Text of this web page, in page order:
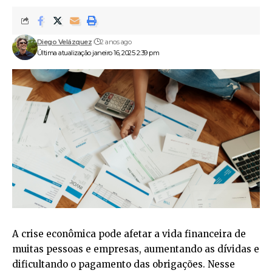
Última atualização janeiro 16, 2025 2:39 pm
Diego Velázquez 2 anos ago
A crise econômica pode afetar a vida financeira de
muitas pessoas e empresas, aumentando as dívidas e
dificultando o pagamento das obrigações. Nesse